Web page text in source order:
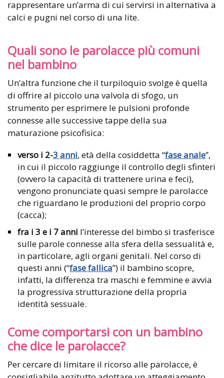
rappresentare un’arma di cui servirsi in alternativa a
calci e pugni nel corso di una lite.
Quali sono le parolacce più comuni
nel bambino
Un’altra funzione che il turpiloquio svolge è quella
di offrire al piccolo una valvola di sfogo, un
strumento per esprimere le pulsioni profonde
connesse alle successive tappe della sua
maturazione psicofisica:
verso i 2-3 anni, età della cosiddetta “fase anale”,
in cui il piccolo raggiunge il controllo degli sfinteri
(ovvero la capacità di trattenere urina e feci),
vengono pronunciate quasi sempre le parolacce
che riguardano le produzioni del proprio corpo
(cacca);
fra i 3 e i 7 anni l’interesse del bimbo si trasferisce
sulle parole connesse alla sfera della sessualità e,
in particolare, agli organi genitali. Nel corso di
questi anni (“fase fallica”) il bambino scopre,
infatti, la differenza tra maschi e femmine e avvia
la progressiva strutturazione della propria
identità sessuale.
Come comportarsi con un bambino
che dice le parolacce?
Per cercare di limitare il ricorso alle parolacce, è